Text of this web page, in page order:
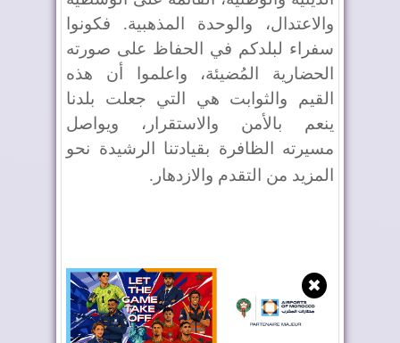
والاعتدال، والوحدة المذهبية. فكونوا
سفراء لبلدكم في الحفاظ على صورته
الحضارية المُضيئة، واعلموا أن هذه
القيم والثوابت هي التي جعلت بلدنا
ينعم بالأمن والاستقرار، ويواصل
مسيرته الظافرة بقيادتنا الرشيدة نحو
المزيد من التقدم والازدهار .
✖